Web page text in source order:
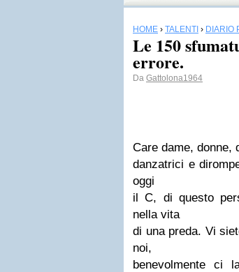
HOME › TALENTI › DIARIO
Le 150
errore.
Da Gattolona1964
Care dame, donne,
danzatrici e
oggi
il C, di questo
nella vita
di una preda. Vi
noi,
benevolmente ci